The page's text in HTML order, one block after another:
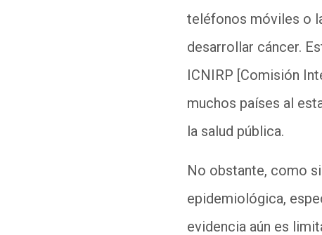
teléfonos móviles o
desarrollar cáncer.
ICNIRP [Comisión
muchos países al
la salud pública.
No obstante, como
epidemiológica,
evidencia aún es